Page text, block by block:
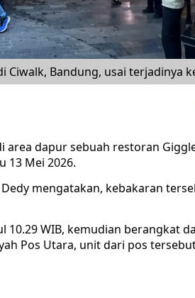
Ciwalk, Bandung, usai terjadinya
area dapur sebuah restoran
13 Mei 2026.
mengatakan, kebakaran
WIB, kemudian berangkat
Pos Utara, unit dari pos